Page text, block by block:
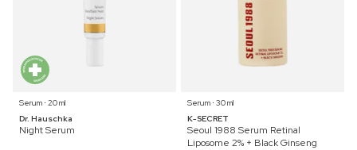
Serum ⋅ 20 ml
Dr. Hauschka
Night Serum
Serum ⋅ 30 ml
K-SECRET
Seoul 1988 Serum Retinal
Liposome 2% + Black Ginseng